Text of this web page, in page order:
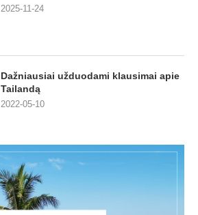
2025-11-24
Dažniausiai užduodami klausimai apie
Tailandą
2022-05-10